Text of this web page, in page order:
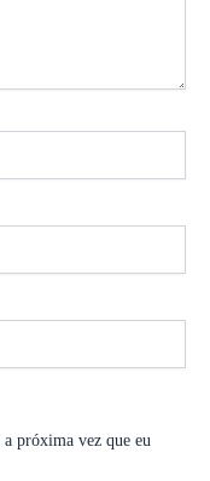
a próxima vez que eu